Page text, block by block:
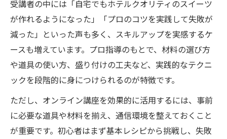
受講者の中には「自宅でもホテルクオリティのスイーツ
が作れるようになった」「プロのコツを実践して失敗が
減った」といった声も多く、スキルアップを実感するケ
ースも増えています。プロ指導のもとで、材料の選び方
や道具の使い方、盛り付けの工夫など、実践的なテクニ
ックを段階的に身につけられるのが特徴です。
ただし、オンライン講座を効果的に活用するには、事前
に必要な道具や材料を揃え、通信環境を整えておくこと
が重要です。初心者はまず基本レシピから挑戦し、失敗